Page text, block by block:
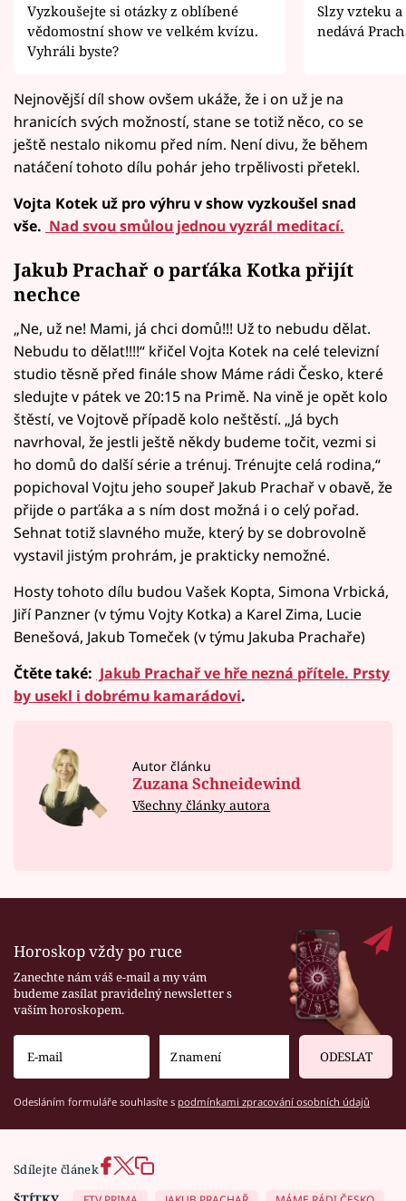
Vyzkoušejte si otázky z oblíbené
vědomostní show ve velkém kvízu.
Vyhráli byste?
Slzy vzteku
nedává
Nejnovější díl show ovšem ukáže, že i on už je na
hranicích svých možností, stane se totiž něco, co se
ještě nestalo nikomu před ním. Není divu, že během
natáčení tohoto dílu pohár jeho trpělivosti přetekl.
Vojta Kotek už pro výhru v show vyzkoušel snad
vše. Nad svou smůlou jednou vyzrál meditací.
Jakub Prachař o parťáka Kotka přijít
nechce
„Ne, už ne! Mami, já chci domů!!! Už to nebudu dělat.
Nebudu to dělat!!!!“ křičel Vojta Kotek na celé televizní
studio těsně před finále show Máme rádi Česko, které
sledujte v pátek ve 20:15 na Primě. Na vině je opět kolo
štěstí, ve Vojtově případě kolo neštěstí. „Já bych
navrhoval, že jestli ještě někdy budeme točit, vezmi si
ho domů do další série a trénuj. Trénujte celá rodina,“
popichoval Vojtu jeho soupeř Jakub Prachař v obavě, že
přijde o parťáka a s ním dost možná i o celý pořad.
Sehnat totiž slavného muže, který by se dobrovolně
vystavil jistým prohrám, je prakticky nemožné.
Hosty tohoto dílu budou Vašek Kopta, Simona Vrbická,
Jiří Panzner (v týmu Vojty Kotka) a Karel Zima, Lucie
Benešová, Jakub Tomeček (v týmu Jakuba Prachaře)
Čtěte také: Jakub Prachař ve hře nezná přítele. Prsty
by usekl i dobrému kamarádovi.
Autor článku
Zuzana Schneidewind
Všechny články autora
Horoskop vždy po ruce
Zanechte nám váš e-mail a my vám
budeme zasílat pravidelný newsletter s
vaším horoskopem.
ODESLAT
Odesláním formuláře souhlasíte s podmínkami zpracování osobních údajů
Sdílejte článek